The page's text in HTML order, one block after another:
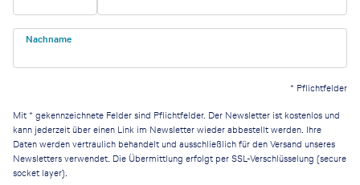
Nachname
* Pflichtfelder
Mit * gekennzeichnete Felder sind Pflichtfelder. Der Newsletter ist kostenlos und
kann jederzeit über einen Link im Newsletter wieder abbestellt werden. Ihre
Daten werden vertraulich behandelt und ausschließlich für den Versand unseres
Newsletters verwendet. Die Übermittlung erfolgt per SSL-Verschlüsselung (secure
socket layer).